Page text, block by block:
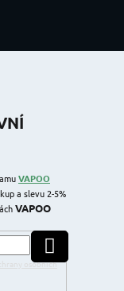
VAPOO
a slevu 2-5%
VAPOO
osobních